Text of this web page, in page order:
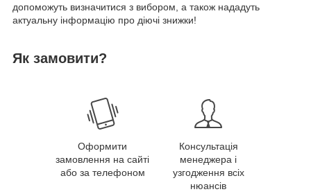
допоможуть визначитися з вибором, а також нададуть
актуальну інформацію про діючі знижки!
Як замовити?
Оформити
замовлення на сайті
або за телефоном
Консультація
менеджера і
узгодження всіх
нюансів